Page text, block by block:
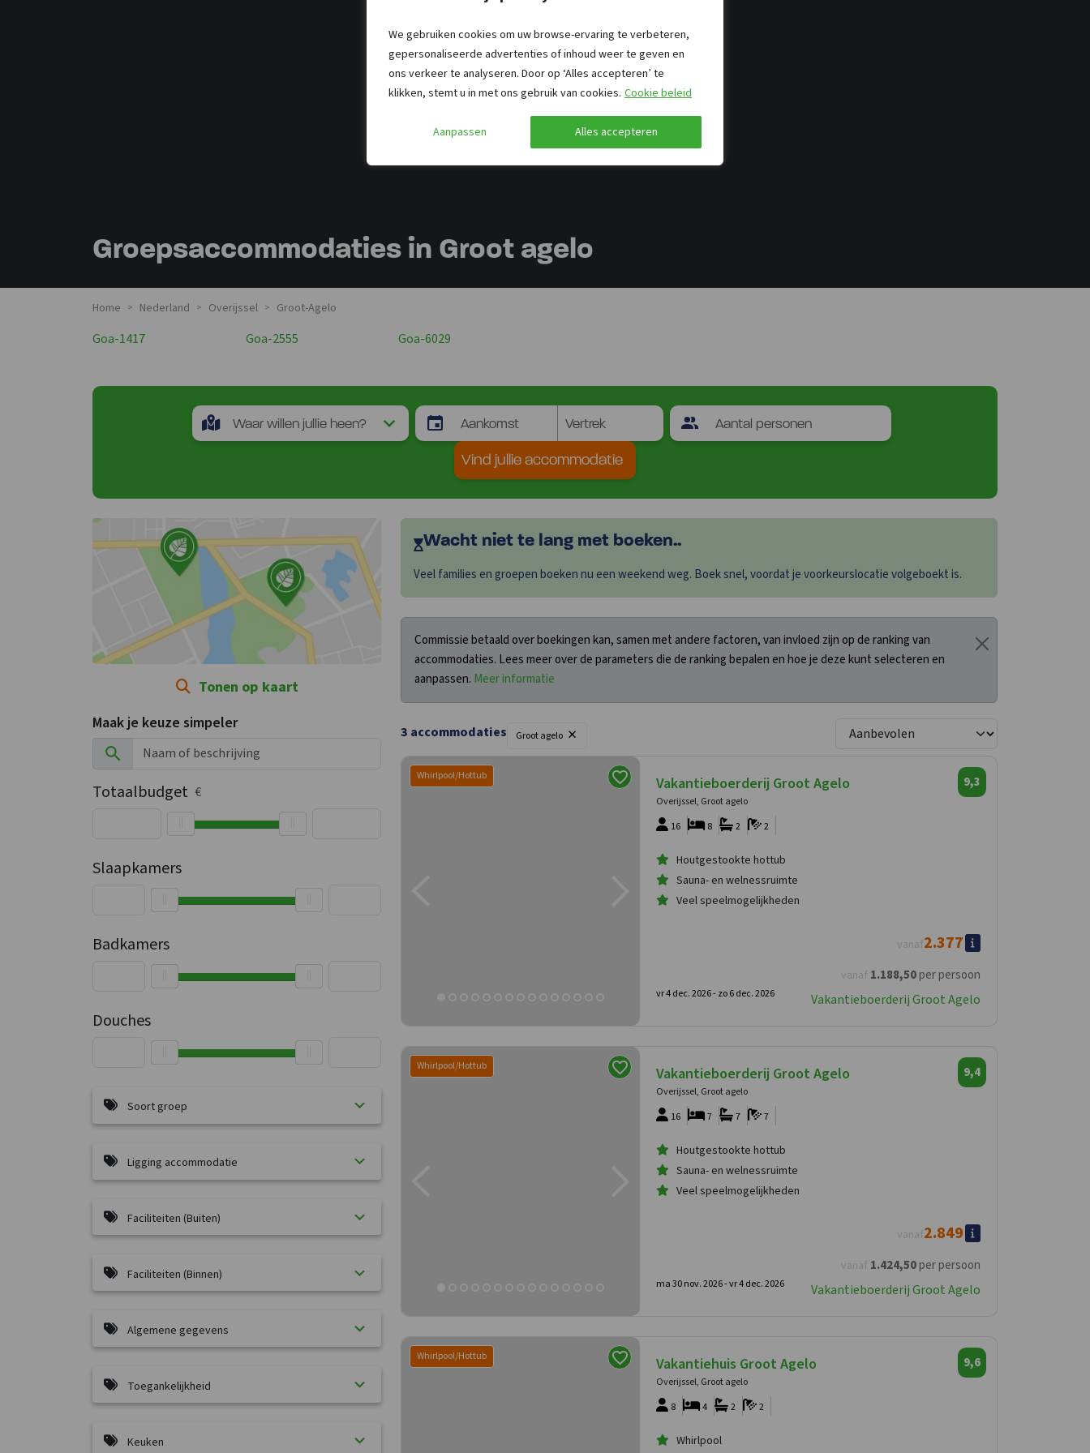
We gebruiken cookies om uw browse-ervaring te verbeteren,
gepersonaliseerde advertenties of inhoud weer te geven en
ons verkeer te analyseren. Door op ‘Alles accepteren’ te
klikken, stemt u in met ons gebruik van cookies. Cookie beleid
Aanpassen Alles accepteren
Groepsaccommodaties in Groot agelo
Home > Nederland > Overijssel > Groot-Agelo
Goa-1417 Goa-2555 Goa-6029
Vind jullie accommodatie
Tonen op kaart
Maak je keuze simpeler
Totaalbudget €
Douches
Badkamers
Slaapkamers
Ligging accommodatie
Faciliteiten (Buiten)
Faciliteiten (Binnen)
Soort groep
Algemene gegevens
Toegankelijkheid
Keuken
Wacht niet te lang met boeken..
Veel families en groepen boeken nu een weekend weg. Boek snel, voordat je voorkeurslocatie volgeboekt is.
Commissie betaald over boekingen kan, samen met andere factoren, van invloed zijn op de ranking van
accommodaties. Lees meer over de parameters die de ranking bepalen en hoe je deze kunt selecteren en
aanpassen. Meer informatie
3 accommodaties Groot agelo ×
Whirlpool/Hottub Vakantieboerderij Groot Agelo
Overijssel, Groot agelo
9,3
16 2
2
8
Houtgestookte hottub
Sauna- en welnessruimte
Veel speelmogelijkheden
vanaf 1.188,50per persoon
vanaf2.377
vr 4 dec. 2026 -zo 6 dec. 2026 Vakantieboerderij Groot Agelo
Whirlpool/Hottub Vakantieboerderij Groot Agelo
Overijssel, Groot agelo
9,4
16 7
7
7
Houtgestookte hottub
Sauna- en welnessruimte
Veel speelmogelijkheden
vanaf 1.424,50per persoon
vanaf2.849
ma 30 nov. 2026 -vr 4 dec. 2026 Vakantieboerderij Groot Agelo
Whirlpool/Hottub Vakantiehuis Groot Agelo
Overijssel, Groot agelo
9,6
8 2
2
4
Whirlpool